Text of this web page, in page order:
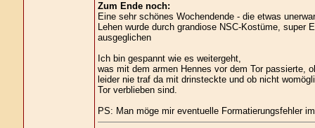
Zum Ende noch:
Eine sehr schönes Wochendende - die etwas
Lehen wurde durch grandiose NSC-Kostüme, super
ausgeglichen
Ich bin gespannt wie es weitergeht,
was mit dem armen Hennes vor dem Tor passierte,
leider nie traf da mit drinsteckte und ob nicht
Tor verblieben sind.
PS: Man möge mir eventuelle Formatierungsfehler